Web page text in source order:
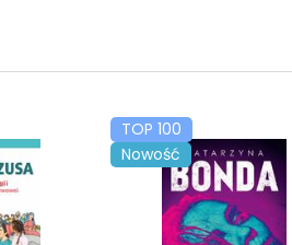
TOP 100
Nowość